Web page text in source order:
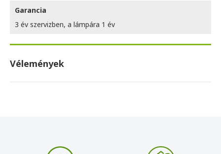
Garancia
3 év szervizben, a lámpára 1 év
Vélemények